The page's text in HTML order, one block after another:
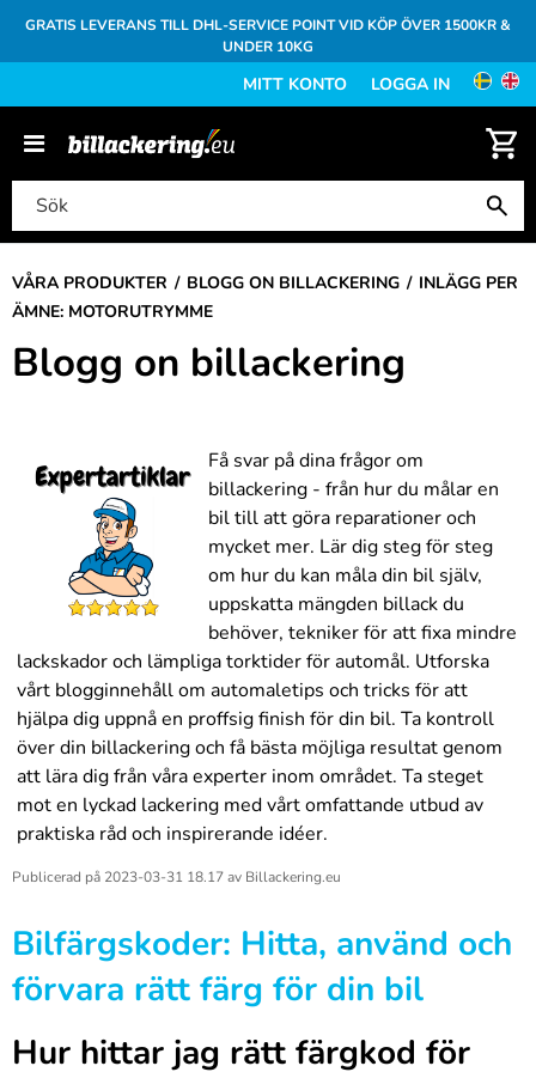
GRATIS LEVERANS TILL DHL-SERVICE POINT VID KÖP ÖVER 1500KR &
UNDER 10KG
MITT KONTO LOGGA IN
VÅRA PRODUKTER BLOGG ON BILLACKERING
INLÄGG PER
ÄMNE: MOTORUTRYMME
Blogg on billackering
Få svar på dina frågor om
billackering - från hur du målar en
bil till att göra reparationer och
mycket mer. Lär dig steg för steg
om hur du kan måla din bil själv,
uppskatta mängden billack du
behöver, tekniker för att fixa mindre
lackskador och lämpliga torktider för automål. Utforska
vårt blogginnehåll om automaletips och tricks för att
hjälpa dig uppnå en proffsig finish för din bil. Ta kontroll
över din billackering och få bästa möjliga resultat genom
att lära dig från våra experter inom området. Ta steget
mot en lyckad lackering med vårt omfattande utbud av
praktiska råd och inspirerande idéer.
Publicerad på 2023-03-31 18.17av Billackering.eu
Bilfärgskoder: Hitta, använd och
förvara rätt färg för din bil
Hur hittar jag rätt färgkod för